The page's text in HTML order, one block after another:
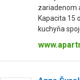
zariadenom
Kapacita 15
kuchyňa